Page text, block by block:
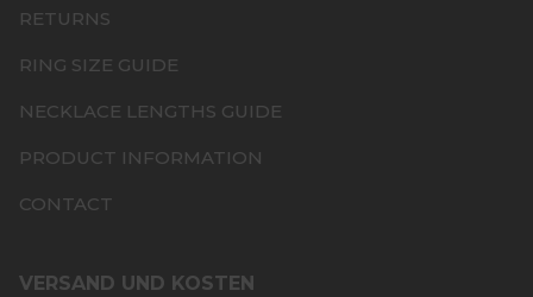
RETURNS
RING SIZE GUIDE
NECKLACE LENGTHS GUIDE
PRODUCT INFORMATION
CONTACT
VERSAND UND KOSTEN